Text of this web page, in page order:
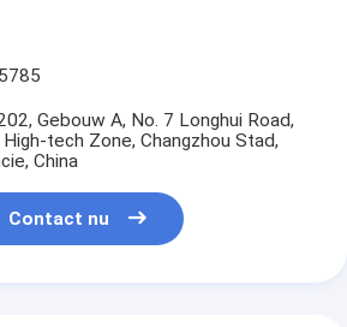
Gebouw A, No. 7 Longhui Road,
tech Zone, Changzhou Stad,
China
Contact nu